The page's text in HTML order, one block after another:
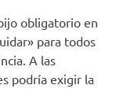
obligatorio en
para todos
A las
podría exigir la